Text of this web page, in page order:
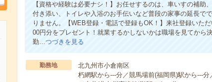
【資格や経験は必要ナシ！】お任せするのは、車いすの補助
付き添い、トイレや入浴のお手伝いなど普段の家事の延長で
りません。【WEB登録・電話で登録もOK！】来社登録いた
00円分をプレゼント！就業するかしないかは職場を見てから
勤…つづきを見る
勤務地
北九州市小倉南区
朽網駅から---分／競馬場前(福岡県)駅から---